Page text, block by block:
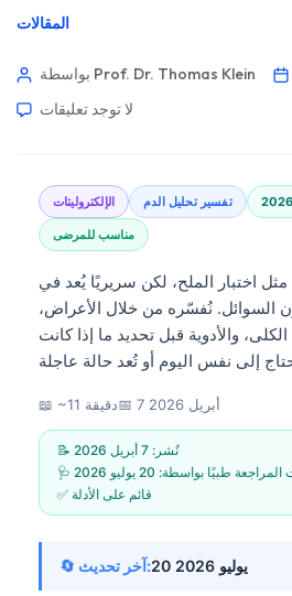
المقالات
بواسطة Prof. Dr. Thomas Klein
لا توجد تعليقات
الإلكتروليتات تفسير تحليل الدم
مناسب للمرضى
مثل اختبار الملح، لكن سريريًا يُعد في
السوائل. نُفسّره من خلال الأعراض،
والأدوية قبل تحديد ما إذا كانت
📖 ~11 دقيقة📅 7 أبريل 2026
📝 نُشر: 7 أبريل 2026
المراجعة طبيًا بواسطة: 20 يوليو 2026
✅ قائم على الأدلة
🔄 آخر تحديث: 20 يوليو 2026